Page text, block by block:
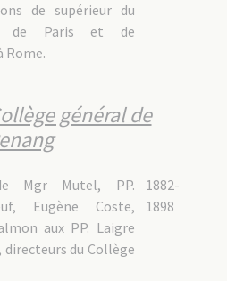
de supérieur du
de Paris et de
Rome.
général de
1882-
1898
Mgr Mutel, PP.
Eugène Coste,
aux PP. Laigre
directeurs du Collège